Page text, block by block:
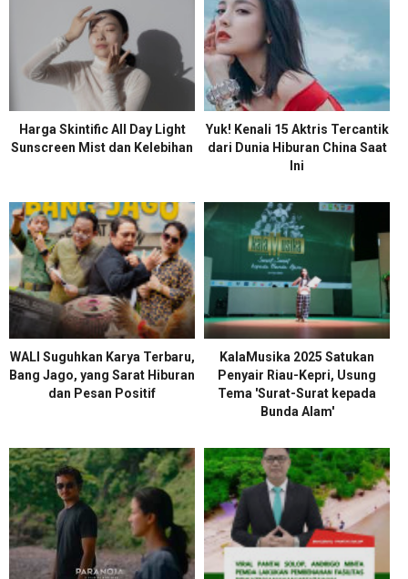
Harga Skintific All Day Light
Sunscreen Mist dan Kelebihan
Yuk! Kenali 15 Aktris Tercantik
dari Dunia Hiburan China Saat
Ini
WALI Suguhkan Karya Terbaru,
Bang Jago, yang Sarat Hiburan
dan Pesan Positif
KalaMusika 2025 Satukan
Penyair Riau-Kepri, Usung
Tema 'Surat-Surat kepada
Bunda Alam'